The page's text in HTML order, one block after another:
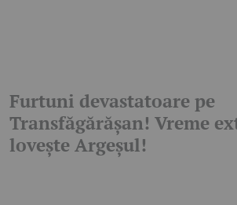
Furtuni devastatoare pe
Transfăgărășan! Vreme
lovește Argeșul!